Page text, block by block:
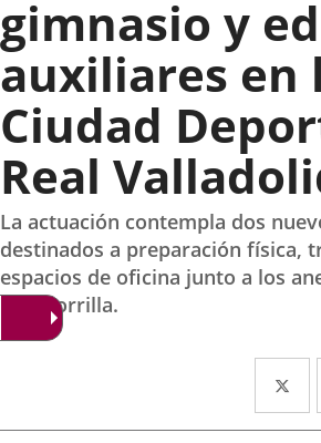
gimnasio y
auxiliares en
Ciudad
Real
La actuación contempla dos
destinados a preparación física,
espacios de oficina junto a los
José Zorrilla.
a